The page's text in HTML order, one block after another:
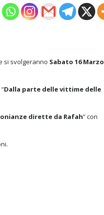
si svolgeranno Sabato 16
Dalla parte delle vittime delle
dirette da Rafah” con